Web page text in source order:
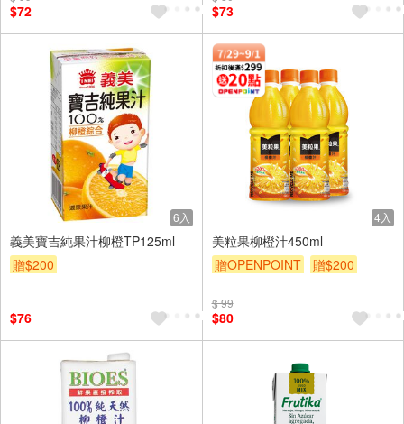
$72 $73
6入
義美寶吉純果汁柳橙TP125ml
贈$200
$76
4入
美粒果柳橙汁450ml
贈OPENPOINT
贈$200
$ 99
$80